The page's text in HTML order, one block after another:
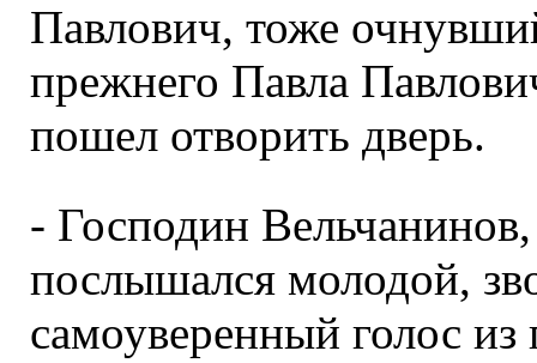
Павлович, тоже
прежнего Павла
пошел отворить дверь.
- Господин
послышался молодой,
самоуверенный голос из